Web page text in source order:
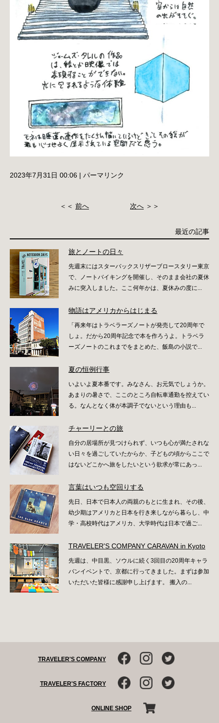
2023年7月31日 00:06 | パーマリンク
＜＜ 前へ 次へ ＞＞
最近の記事
旅とノートの日々
先週末にはスターバックスリザーブロースタリー東京
で、ノートバイキングを開催し、そのまま会社の夏休
みに突入しました。ここ何年かは、夏休みの度に...
物語はアメリカからはじまる
「再来年はトラベラーズノートが発売して20周年で
しょ。だから20周年記念で本を作ろうよ。トラベラ
ーズノートのこれまでをまとめた、飯島の小説で...
夏の恒例行事
いよいよ夏本番です。みなさん、お元気でしょうか。
あまりの暑さで、ここのところ自転車通勤を控えてい
る。なんとなく体が本調子でないという理由も...
チャーリーとの旅
自分の居場所が見つけられず、いつも心が満たされな
い日々を過ごしていたからか、子どもの頃からここで
はないどこかへ旅をしたいという欲求が常にあっ...
言葉はいつも空回りする
先日、日本で日本人の両親のもとに生まれ、その後、
幼少期はアメリカと日本を行き来しながら暮らし、中
学・高校時代はアメリカ、大学時代は日本で過ご...
TRAVELER'S COMPANY CARAVAN in Kyoto
先週は、中目黒、ソウルに続く3回目の20周年キャラ
バンイベントで、京都に行ってきました。まずは参加
いただいた皆様に感謝申し上げます。 搬入の...
TRAVELER'S COMPANY
TRAVELER'S FACTORY
ONLINE SHOP